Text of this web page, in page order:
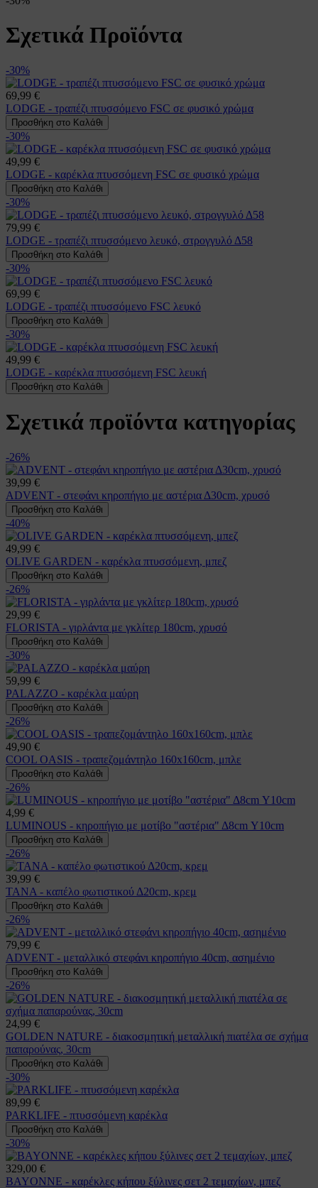
Σχετικά Προϊόντα
-30%
69,99 €
LODGE - τραπέζι πτυσσόμενο FSC σε φυσικό χρώμα
Προσθήκη στο Καλάθι
-30%
49,99 €
LODGE - καρέκλα πτυσσόμενη FSC σε φυσικό χρώμα
Προσθήκη στο Καλάθι
-30%
79,99 €
LODGE - τραπέζι πτυσσόμενο λευκό, στρογγυλό Δ58
Προσθήκη στο Καλάθι
-30%
69,99 €
LODGE - τραπέζι πτυσσόμενο FSC λευκό
Προσθήκη στο Καλάθι
-30%
49,99 €
LODGE - καρέκλα πτυσσόμενη FSC λευκή
Προσθήκη στο Καλάθι
Σχετικά προϊόντα κατηγορίας
-26%
39,99 €
ADVENT - στεφάνι κηροπήγιο με αστέρια Δ30cm, χρυσό
Προσθήκη στο Καλάθι
-40%
49,99 €
OLIVE GARDEN - καρέκλα πτυσσόμενη, μπεζ
Προσθήκη στο Καλάθι
-26%
29,99 €
FLORISTA - γιρλάντα με γκλίτερ 180cm, χρυσό
Προσθήκη στο Καλάθι
-30%
59,99 €
PALAZZO - καρέκλα μαύρη
Προσθήκη στο Καλάθι
-26%
49,90 €
COOL OASIS - τραπεζομάντηλο 160x160cm, μπλε
Προσθήκη στο Καλάθι
-26%
4,99 €
LUMINOUS - κηροπήγιο με μοτίβο "αστέρια" Δ8cm Υ10cm
Προσθήκη στο Καλάθι
-26%
39,99 €
TANA - καπέλο φωτιστικού Δ20cm, κρεμ
Προσθήκη στο Καλάθι
-26%
79,99 €
ADVENT - μεταλλικό στεφάνι κηροπήγιο 40cm, ασημένιο
Προσθήκη στο Καλάθι
-26%
24,99 €
GOLDEN NATURE - διακοσμητική μεταλλική πιατέλα σε σχήμα
παπαρούνας, 30cm
Προσθήκη στο Καλάθι
-30%
89,99 €
PARKLIFE - πτυσσόμενη καρέκλα
Προσθήκη στο Καλάθι
-30%
329,00 €
BAYONNE - καρέκλες κήπου ξύλινες σετ 2 τεμαχίων, μπεζ